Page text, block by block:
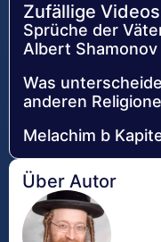
Zufällige Videos
Sprüche der
Albert Shamonov
Was
anderen
Melachim b
Über Autor